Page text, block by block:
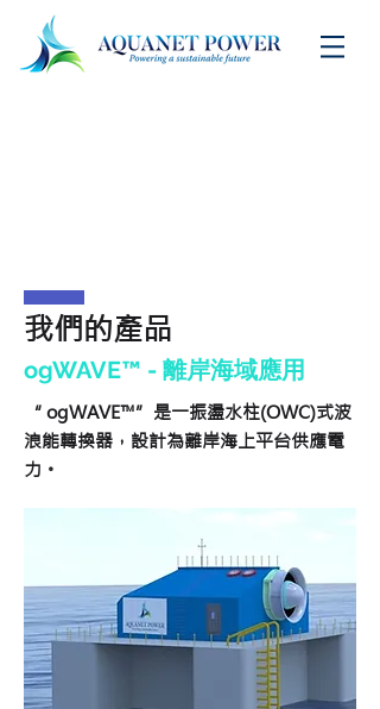
我們的產品
ogWAVE™ - 離岸海域應用
“ ogWAVE™”是一振盪水柱(OWC)式波
浪能轉換器，設計為離岸海上平台供應電
力。